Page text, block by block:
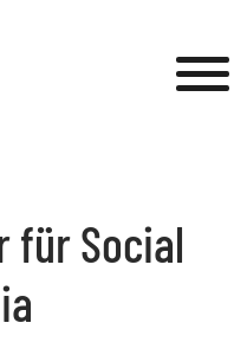
für Social